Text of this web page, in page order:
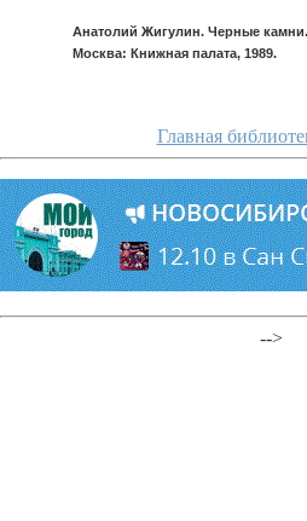
Анатолий Жигулин. Черные камни.
Москва: Книжная палата, 1989.
Главная
-->